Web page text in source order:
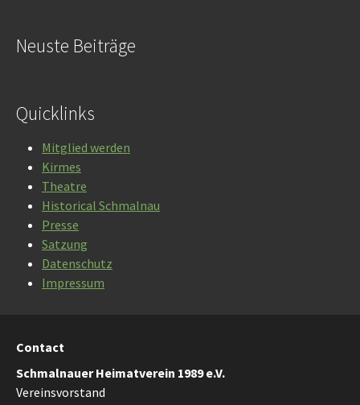
Neuste Beiträge
Quicklinks
Mitglied werden
Kirmes
Theatre
Historical Schmalnau
Presse
Satzung
Datenschutz
Impressum
Contact
Schmalnauer Heimatverein 1989 e.V.
Vereinsvorstand